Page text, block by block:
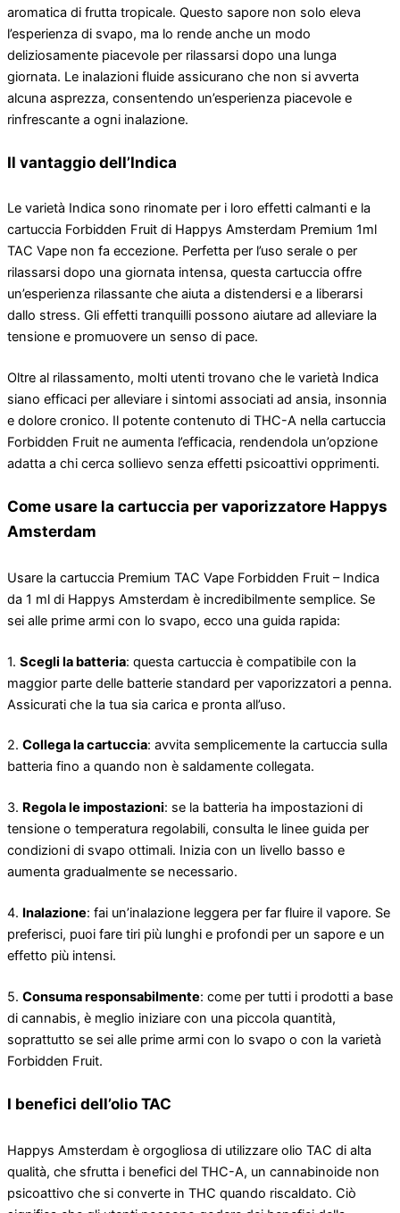
aromatica di frutta tropicale. Questo sapore non solo eleva
l’esperienza di svapo, ma lo rende anche un modo
deliziosamente piacevole per rilassarsi dopo una lunga
giornata. Le inalazioni fluide assicurano che non si avverta
alcuna asprezza, consentendo un’esperienza piacevole e
rinfrescante a ogni inalazione.
Il vantaggio dell’Indica
Le varietà Indica sono rinomate per i loro effetti calmanti e la
cartuccia Forbidden Fruit di Happys Amsterdam Premium 1ml
TAC Vape non fa eccezione. Perfetta per l’uso serale o per
rilassarsi dopo una giornata intensa, questa cartuccia offre
un’esperienza rilassante che aiuta a distendersi e a liberarsi
dallo stress. Gli effetti tranquilli possono aiutare ad alleviare la
tensione e promuovere un senso di pace.
Oltre al rilassamento, molti utenti trovano che le varietà Indica
siano efficaci per alleviare i sintomi associati ad ansia, insonnia
e dolore cronico. Il potente contenuto di THC-A nella cartuccia
Forbidden Fruit ne aumenta l’efficacia, rendendola un’opzione
adatta a chi cerca sollievo senza effetti psicoattivi opprimenti.
Come usare la cartuccia per vaporizzatore Happys
Amsterdam
Usare la cartuccia Premium TAC Vape Forbidden Fruit – Indica
da 1 ml di Happys Amsterdam è incredibilmente semplice. Se
sei alle prime armi con lo svapo, ecco una guida rapida:
1. Scegli la batteria: questa cartuccia è compatibile con la
maggior parte delle batterie standard per vaporizzatori a penna.
Assicurati che la tua sia carica e pronta all’uso.
2. Collega la cartuccia: avvita semplicemente la cartuccia sulla
batteria fino a quando non è saldamente collegata.
3. Regola le impostazioni: se la batteria ha impostazioni di
tensione o temperatura regolabili, consulta le linee guida per
condizioni di svapo ottimali. Inizia con un livello basso e
aumenta gradualmente se necessario.
4. Inalazione: fai un’inalazione leggera per far fluire il vapore. Se
preferisci, puoi fare tiri più lunghi e profondi per un sapore e un
effetto più intensi.
5. Consuma responsabilmente: come per tutti i prodotti a base
di cannabis, è meglio iniziare con una piccola quantità,
soprattutto se sei alle prime armi con lo svapo o con la varietà
Forbidden Fruit.
I benefici dell’olio TAC
Happys Amsterdam è orgogliosa di utilizzare olio TAC di alta
qualità, che sfrutta i benefici del THC-A, un cannabinoide non
psicoattivo che si converte in THC quando riscaldato. Ciò